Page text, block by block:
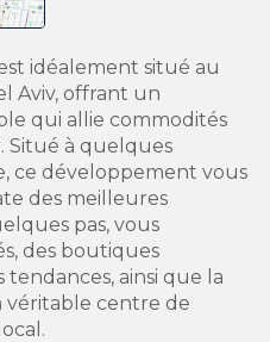
idéalement situé au
Aviv, offrant un
qui allie commodités
Situé à quelques
ce développement vous
des meilleures
pas, vous
des boutiques
tendances, ainsi que la
véritable centre de